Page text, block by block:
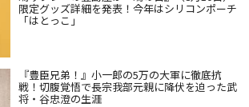
限定グッズ詳細を発表！今年はシリコンポーチ
「はとっこ」
『豊臣兄弟！』小一郎の5万の大軍に徹底抗
戦！切腹覚悟で長宗我部元親に降伏を迫った武
将・谷忠澄の生涯